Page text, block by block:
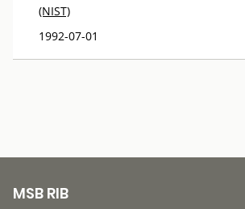
(NIST)
1992-07-01
MSB RIB